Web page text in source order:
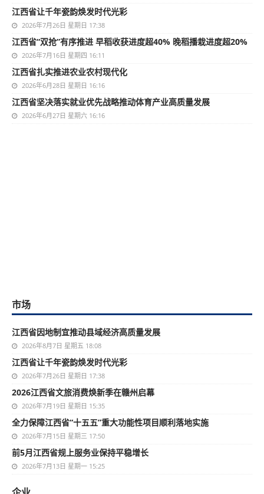
江西省让千年瓷韵焕发时代光彩
2026年7月26日 星期日 17:38
江西省“双抢”有序推进 早稻收获进度超40% 晚稻播栽进度超20%
2026年7月16日 星期四 16:11
江西省扎实推进农业农村现代化
2026年6月28日 星期日 16:16
江西省坚决落实就业优先战略推动体育产业高质量发展
2026年6月27日 星期六 16:16
市场
江西省因地制宜推动县域经济高质量发展
2026年8月7日 星期五 18:08
江西省让千年瓷韵焕发时代光彩
2026年7月26日 星期日 17:38
2026江西省文旅消费焕新季在赣州启幕
2026年7月19日 星期日 15:35
全力保障江西省“十五五”重大功能性项目顺利落地实施
2026年7月15日 星期三 17:50
前5月江西省规上服务业保持平稳增长
2026年7月13日 星期一 15:25